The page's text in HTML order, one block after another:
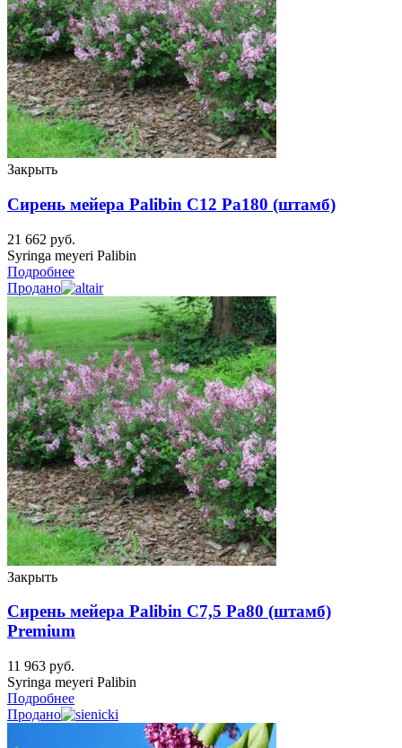
Закрыть
Сирень мейера Palibin C12 Pa180 (штамб)
21 662 руб.
Syringa meyeri Palibin
Подробнее
Продано
Закрыть
Сирень мейера Palibin C7,5 Pa80 (штамб)
Premium
11 963 руб.
Syringa meyeri Palibin
Подробнее
Продано